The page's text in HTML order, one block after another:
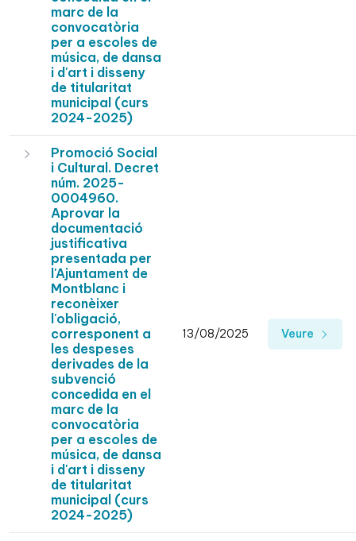
marc de la
convocatòria
per a escoles de
música, de dansa
i d'art i disseny
de titularitat
municipal (curs
2024-2025)
Promoció Social
i Cultural. Decret
núm. 2025-
0004960.
Aprovar la
documentació
justificativa
presentada per
l'Ajuntament de
Montblanc i
reconèixer
l'obligació,
corresponent a
les despeses
derivades de la
subvenció
concedida en el
marc de la
convocatòria
per a escoles de
música, de dansa
i d'art i disseny
de titularitat
municipal (curs
2024-2025)
13/08/2025 Veure